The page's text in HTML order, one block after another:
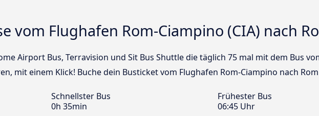
vom Flughafen Rom-Ciampino (CIA) nach
Airport Bus, Terravision und Sit Bus Shuttle die täglich 75 mal mit dem Bus
mit einem Klick! Buche dein Busticket vom Flughafen Rom-Ciampino nach Rom
Schnellster Bus
0h 35min
Frühester Bus
06:45 Uhr